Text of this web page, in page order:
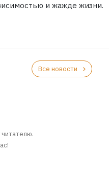
и жажде жизни.
Все новости